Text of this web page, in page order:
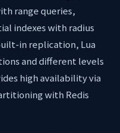
range queries,
indexes with radius
in replication, Lua
and different levels
high availability via
with Redis